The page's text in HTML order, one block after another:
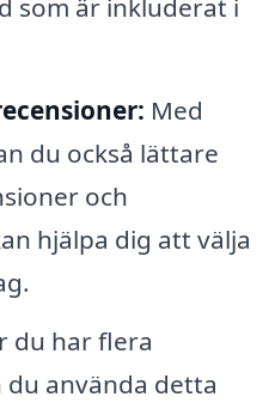
som är inkluderat i
Med
du också lättare
och
hjälpa dig att välja
du har flera
använda detta